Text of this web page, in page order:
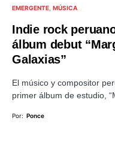
EMERGENTE MÚSICA
Indie rock
álbum debut
Galaxias”
El músico y compositor
primer álbum de estudio,
Por: Ponce